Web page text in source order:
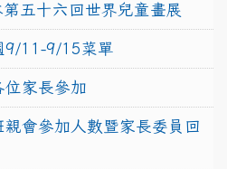
五十六回世界兒童畫展
9/11-9/15菜單
位家長參加
會參加人數暨家長委員回